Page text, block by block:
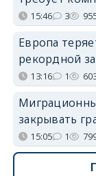
15:46 3
Европа
рекордной
13:16 1
закрывать
15:05 1